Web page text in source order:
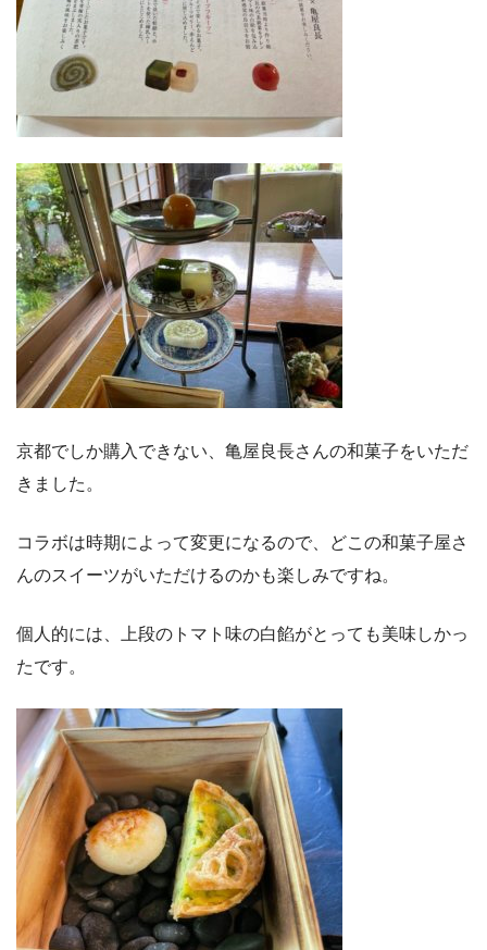
京都でしか購入できない、亀屋良長さんの和菓子をいただ
きました。
コラボは時期によって変更になるので、どこの和菓子屋さ
んのスイーツがいただけるのかも楽しみですね。
個人的には、上段のトマト味の白餡がとっても美味しかっ
たです。